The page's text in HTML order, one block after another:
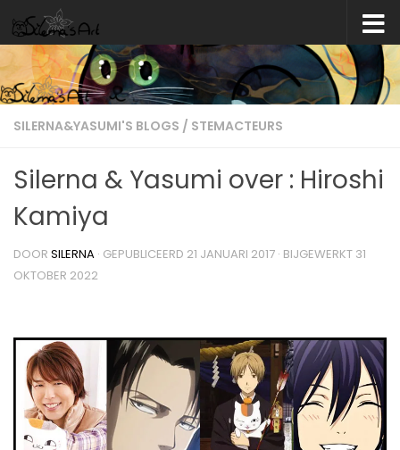
Skip to content
SILERNA&YASUMI'S BLOGS / STEMACTEURS
Silerna & Yasumi over : Hiroshi
Kamiya
DOOR SILERNA · GEPUBLICEERD 21 JANUARI 2017 · BIJGEWERKT 31
OKTOBER 2022